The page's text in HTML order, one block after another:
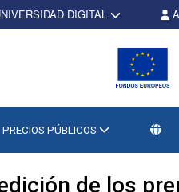
DIGITAL
PRECIOS PÚBLICOS
de los